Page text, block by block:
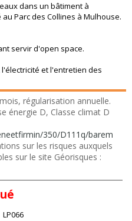
dans un bâtiment à
Parc des Collines à Mulhouse.
servir d'open space.
et l'entretien des
régularisation annuelle.
énergie D, Classe climat D
350/D111q/barem
sur les risques auxquels
sur le site Géorisques :
LP066